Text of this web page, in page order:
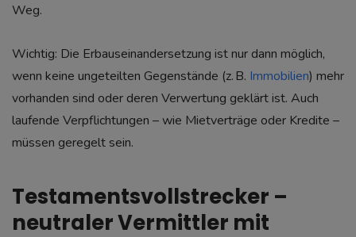
Weg.
Wichtig: Die Erbauseinandersetzung ist nur dann möglich,
wenn keine ungeteilten Gegenstände (z. B. Immobilien) mehr
vorhanden sind oder deren Verwertung geklärt ist. Auch
laufende Verpflichtungen – wie Mietverträge oder Kredite –
müssen geregelt sein.
Testamentsvollstrecker –
neutraler Vermittler mit